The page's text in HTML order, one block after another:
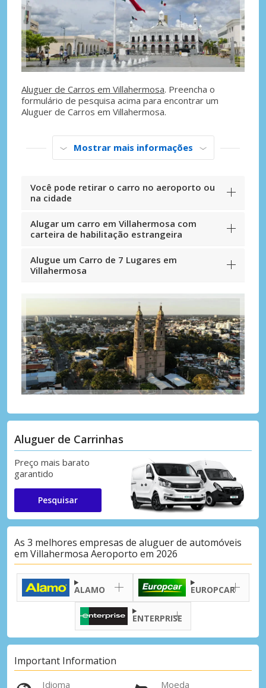
Aluguer de Carros em Villahermosa. Preencha o
formulário de pesquisa acima para encontrar um
Aluguer de Carros em Villahermosa.
Mostrar mais informações
Você pode retirar o carro no aeroporto ou
na cidade
Alugar um carro em Villahermosa com
carteira de habilitação estrangeira
Alugue um Carro de 7 Lugares em
Villahermosa
Aluguer de Carrinhas
Preço mais barato
garantido
Pesquisar
As 3 melhores empresas de aluguer de automóveis
em Villahermosa Aeroporto em 2026
ALAMO EUROPCAR
ENTERPRISE
Important Information
Idioma Moeda